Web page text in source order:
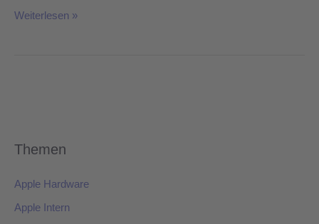
Weiterlesen »
Themen
Apple Hardware
Apple Intern